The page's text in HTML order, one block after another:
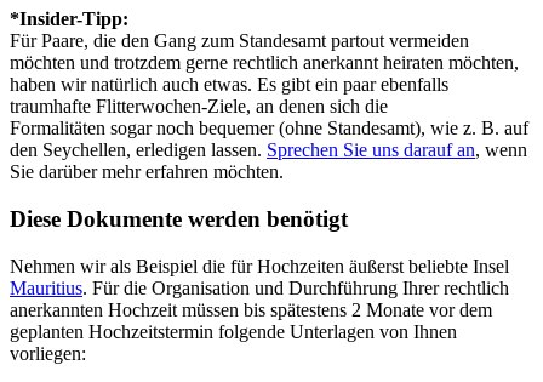
*Insider-Tipp:
Für Paare, die den Gang zum Standesamt partout vermeiden
möchten und trotzdem gerne rechtlich anerkannt heiraten möchten,
haben wir natürlich auch etwas. Es gibt ein paar ebenfalls
traumhafte Flitterwochen-Ziele, an denen sich die
Formalitäten sogar noch bequemer (ohne Standesamt), wie z. B. auf
den Seychellen, erledigen lassen. Sprechen Sie uns darauf an, wenn
Sie darüber mehr erfahren möchten.
Diese Dokumente werden benötigt
Nehmen wir als Beispiel die für Hochzeiten äußerst beliebte Insel
Mauritius. Für die Organisation und Durchführung Ihrer rechtlich
anerkannten Hochzeit müssen bis spätestens 2 Monate vor dem
geplanten Hochzeitstermin folgende Unterlagen von Ihnen
vorliegen: